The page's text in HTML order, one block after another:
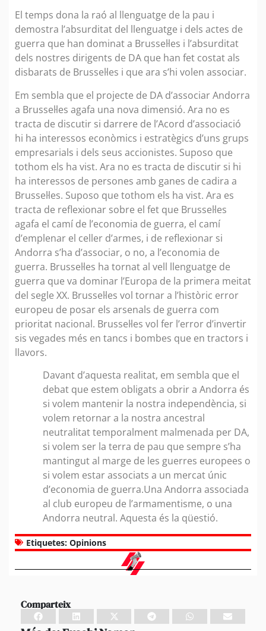
El temps dona la raó al llenguatge de la pau i
demostra l’absurditat del llenguatge i dels actes de
guerra que han dominat a Brussel·les i l’absurditat
dels nostres dirigents de DA que han fet costat als
disbarats de Brussel·les i que ara s’hi volen associar.
Em sembla que el projecte de DA d’associar Andorra
a Brussel·les agafa una nova dimensió. Ara no es
tracta de discutir si darrere de l’Acord d’associació
hi ha interessos econòmics i estratègics d’uns grups
empresarials i dels seus accionistes. Suposo que
tothom els ha vist. Ara no es tracta de discutir si hi
ha interessos de persones amb ganes de cadira a
Brussel·les. Suposo que tothom els ha vist. Ara es
tracta de reflexionar sobre el fet que Brussel·les
agafa el camí de l’economia de guerra, el camí
d’emplenar el celler d’armes, i de reflexionar si
Andorra s’ha d’associar, o no, a l’economia de
guerra. Brussel·les ha tornat al vell llenguatge de
guerra que va dominar l’Europa de la primera meitat
del segle XX. Brussel·les vol tornar a l’històric error
europeu de posar els arsenals de guerra com
prioritat nacional. Brussel·les vol fer l’error d’invertir
sis vegades més en tancs i bombes que en tractors i
llavors.
Davant d’aquesta realitat, em sembla que el
debat que estem obligats a obrir a Andorra és
si volem mantenir la nostra independència, si
volem retornar a la nostra ancestral
neutralitat temporalment malmenada per DA,
si volem ser la terra de pau que sempre s’ha
mantingut al marge de les guerres europees o
si volem estar associats a un mercat únic
d’economia de guerra.Una Andorra associada
al club europeu de l’armamentisme, o una
Andorra neutral. Aquesta és la qüestió.
Etiquetes: Opinions
Comparteix